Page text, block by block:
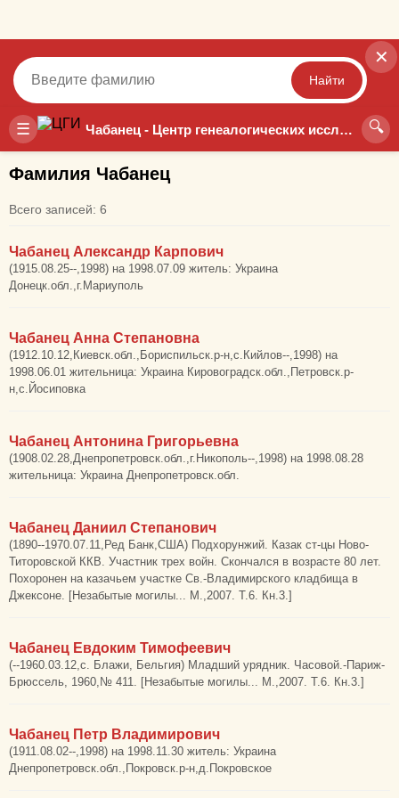
☰ Чабанец - Центр генеалогических исследований 🔍
✕
Найти
Точный Неточный
Фамилия Чабанец
Всего записей: 6
Чабанец Александр Карпович
(1915.08.25--,1998) на 1998.07.09 житель: Украина
Донецк.обл.,г.Мариуполь
Чабанец Анна Степановна
(1912.10.12,Киевск.обл.,Бориспильск.р-н,с.Кийлов--,1998) на
1998.06.01 жительница: Украина Кировоградск.обл.,Петровск.р-
н,с.Йосиповка
Чабанец Антонина Григорьевна
(1908.02.28,Днепропетровск.обл.,г.Никополь--,1998) на 1998.08.28
жительница: Украина Днепропетровск.обл.
Чабанец Даниил Степанович
(1890--1970.07.11,Ред Банк,США) Подхорунжий. Казак ст-цы Ново-
Титоровской ККВ. Участник трех войн. Скончался в возрасте 80 лет.
Похоронен на казачьем участке Св.-Владимирского кладбища в
Джексоне. [Незабытые могилы... М.,2007. Т.6. Кн.3.]
Чабанец Евдоким Тимофеевич
(--1960.03.12,с. Блажи, Бельгия) Младший урядник. Часовой.-Париж-
Брюссель, 1960,№ 411. [Незабытые могилы... М.,2007. Т.6. Кн.3.]
Чабанец Петр Владимирович
(1911.08.02--,1998) на 1998.11.30 житель: Украина
Днепропетровск.обл.,Покровск.р-н,д.Покровское